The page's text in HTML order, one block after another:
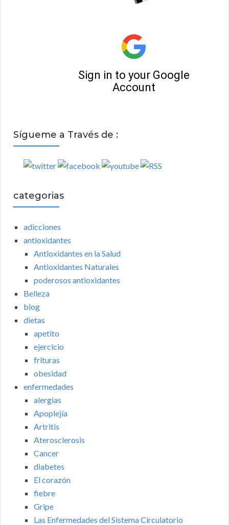
Sígueme a Través de :
categorias
adicciones
antioxidantes
Antioxidantes en la Salud
Antioxidantes Naturales
poderosos antioxidantes
Belleza
blog
dietas
apetito
ejercicio
frituras
obesidad
enfermedades
alergias
Apoplejía
Artritis
Aterosclerosis
Cancer
diabetes
El corazón
fiebre
Gripe
Las Enfermedades del Sistema Circulatorio